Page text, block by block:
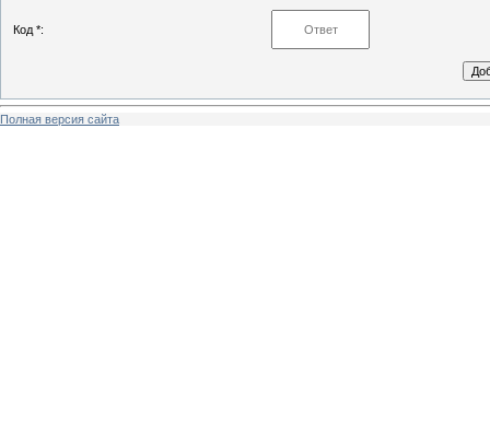
Код *:
Полная версия сайта